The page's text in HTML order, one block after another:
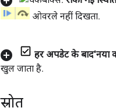
ओवरले नहीं दिखता.
हर अपडेट के बाद'नया
खुल जाता है.
स्रोत